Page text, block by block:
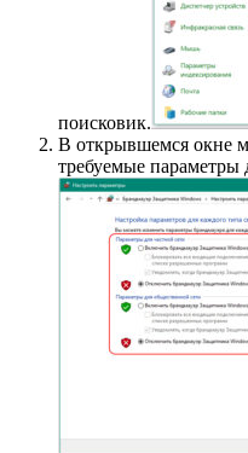
поисковик.
В открывшемся окне
требуемые параметры